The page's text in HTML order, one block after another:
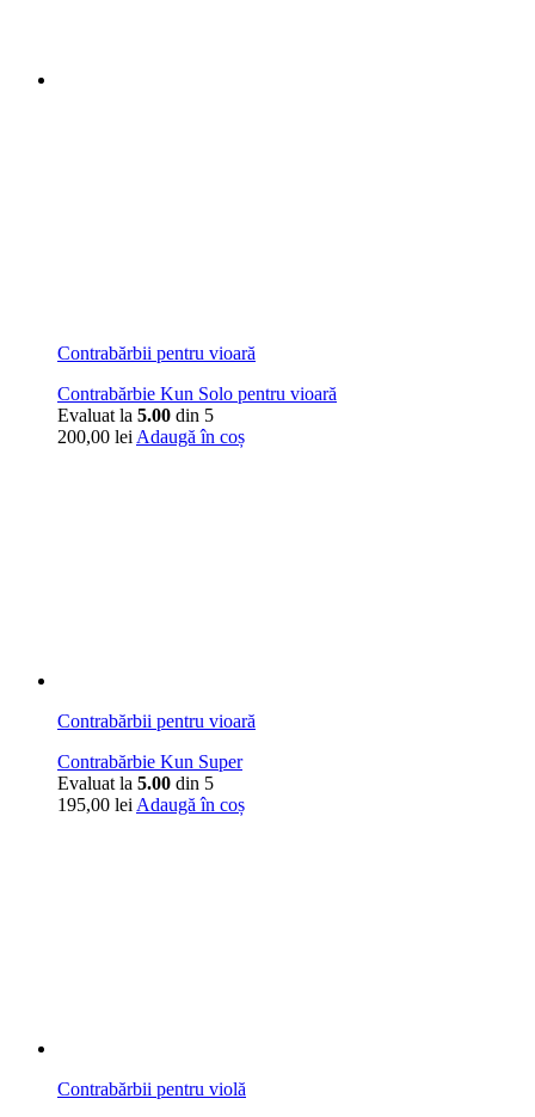
Contrabărbii pentru vioară
Contrabărbie Kun Solo pentru vioară
Evaluat la 5.00 din 5
200,00 lei Adaugă în coș
Contrabărbii pentru vioară
Contrabărbie Kun Super
Evaluat la 5.00 din 5
195,00 lei Adaugă în coș
Contrabărbii pentru violă